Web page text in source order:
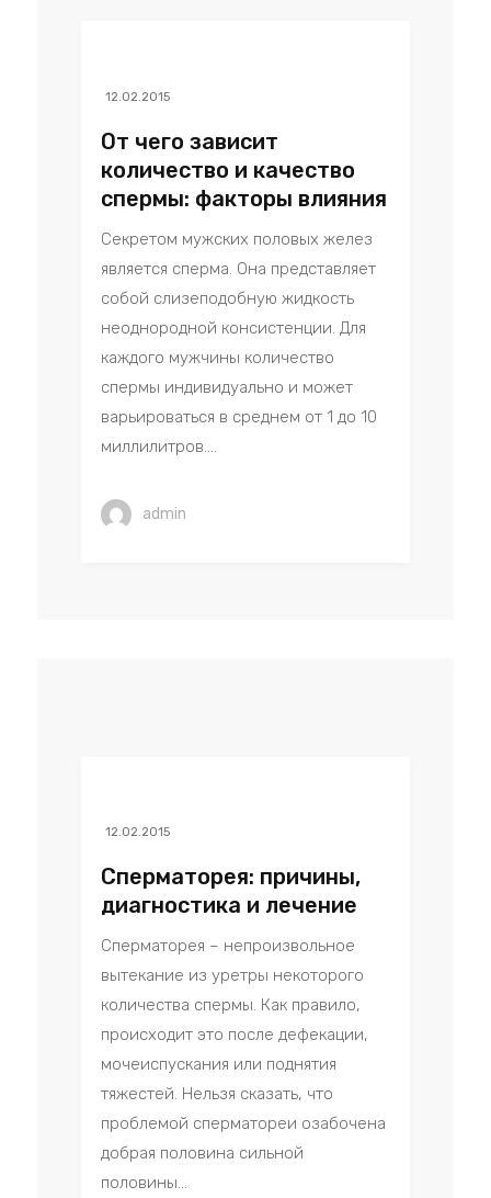
12.02.2015
От чего зависит
количество и качество
спермы: факторы влияния
Секретом мужских половых желез
является сперма. Она представляет
собой слизеподобную жидкость
неоднородной консистенции. Для
каждого мужчины количество
спермы индивидуально и может
варьироваться в среднем от 1 до 10
миллилитров....
admin
12.02.2015
Сперматорея: причины,
диагностика и лечение
Сперматорея – непроизвольное
вытекание из уретры некоторого
количества спермы. Как правило,
происходит это после дефекации,
мочеиспускания или поднятия
тяжестей. Нельзя сказать, что
проблемой сперматореи озабочена
добрая половина сильной
половины...